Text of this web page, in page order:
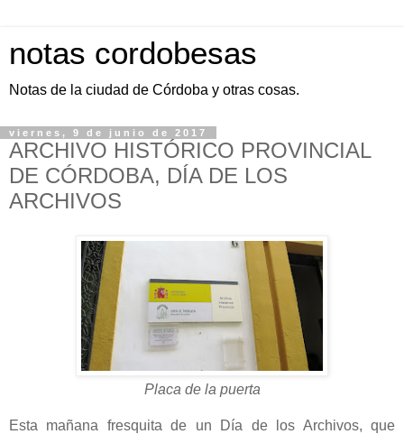
notas cordobesas
Notas de la ciudad de Córdoba y otras cosas.
viernes, 9 de junio de 2017
ARCHIVO HISTÓRICO PROVINCIAL
DE CÓRDOBA, DÍA DE LOS
ARCHIVOS
Placa de la puerta
Esta mañana fresquita de un Día de los Archivos, que